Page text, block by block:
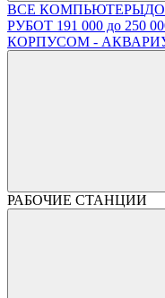
ВСЕ КОМПЬЮТЕРЫДО
РУБОТ 191 000 до 250
КОРПУСОМ -
РАБОЧИЕ СТАНЦИИ